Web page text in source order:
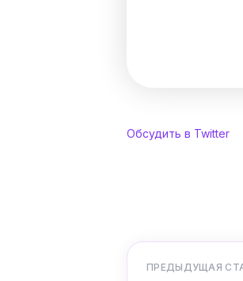
Обсудить в Twitter
ПРЕДЫДУЩАЯ